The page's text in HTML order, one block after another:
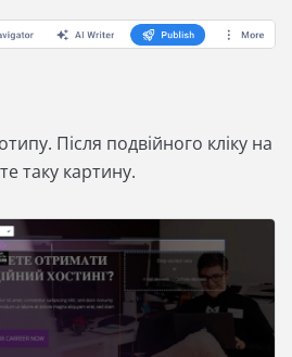
Після подвійного кліку на
таку картину.